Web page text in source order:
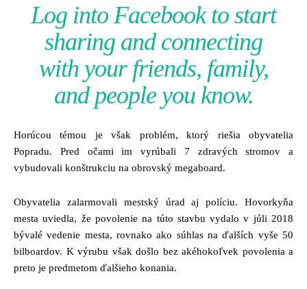
Log into Facebook to start
sharing and connecting
with your friends, family,
and people you know.
Horúcou témou je však problém, ktorý riešia obyvatelia
Popradu. Pred očami im vyrúbali 7 zdravých stromov a
vybudovali konštrukciu na obrovský megaboard.
Obyvatelia zalarmovali mestský úrad aj políciu. Hovorkyňa
mesta uviedla, že povolenie na túto stavbu vydalo v júli 2018
bývalé vedenie mesta, rovnako ako súhlas na ďalších vyše 50
bilboardov. K výrubu však došlo bez akéhokoľvek povolenia a
preto je predmetom ďalšieho konania.